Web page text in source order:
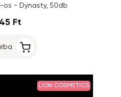
os - Dynasty, 50db
Ft
LION COSMETICS